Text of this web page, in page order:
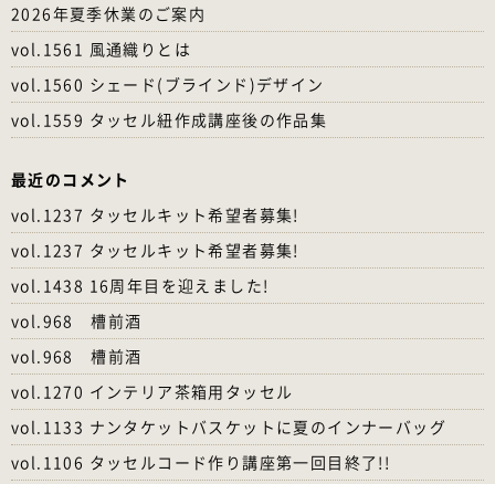
2026年夏季休業のご案内
vol.1561 風通織りとは
vol.1560 シェード(ブラインド)デザイン
vol.1559 タッセル紐作成講座後の作品集
最近のコメント
vol.1237 タッセルキット希望者募集!
vol.1237 タッセルキット希望者募集!
vol.1438 16周年目を迎えました!
vol.968 槽前酒
vol.968 槽前酒
vol.1270 インテリア茶箱用タッセル
vol.1133 ナンタケットバスケットに夏のインナーバッグ
vol.1106 タッセルコード作り講座第一回目終了!!